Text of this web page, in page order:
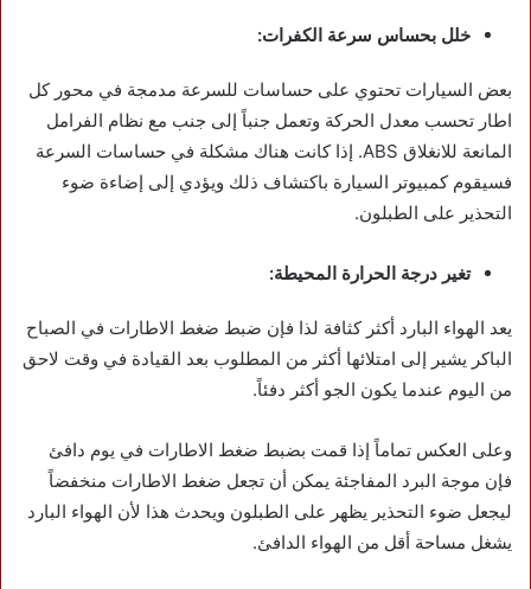
خلل بحساس سرعة الكفرات:
بعض السيارات تحتوي على حساسات للسرعة مدمجة في محور كل
اطار تحسب معدل الحركة وتعمل جنباً إلى جنب مع نظام الفرامل
المانعة للانغلاق ABS. إذا كانت هناك مشكلة في حساسات السرعة
فسيقوم كمبيوتر السيارة باكتشاف ذلك ويؤدي إلى إضاءة ضوء
التحذير على الطبلون.
تغير درجة الحرارة المحيطة:
يعد الهواء البارد أكثر كثافة لذا فإن ضبط ضغط الاطارات في الصباح
الباكر يشير إلى امتلائها أكثر من المطلوب بعد القيادة في وقت لاحق
من اليوم عندما يكون الجو أكثر دفئاً.
وعلى العكس تماماً إذا قمت بضبط ضغط الاطارات في يوم دافئ
فإن موجة البرد المفاجئة يمكن أن تجعل ضغط الاطارات منخفضاً
ليجعل ضوء التحذير يظهر على الطبلون ويحدث هذا لأن الهواء البارد
يشغل مساحة أقل من الهواء الدافئ.